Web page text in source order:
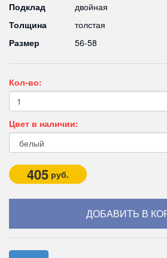
Подклад
двойная
Толщина
толстая
Размер
56-58
Кол-во:
Цвет в наличии:
405 руб.